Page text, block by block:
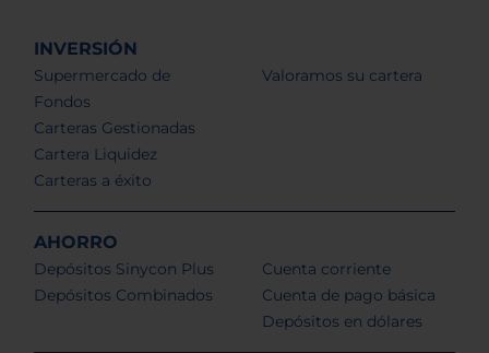
INVERSIÓN
Supermercado de
Fondos
Carteras Gestionadas
Cartera Liquidez
Carteras a éxito
Valoramos su cartera
AHORRO
Depósitos Sinycon Plus
Depósitos Combinados
Cuenta corriente
Cuenta de pago básica
Depósitos en dólares